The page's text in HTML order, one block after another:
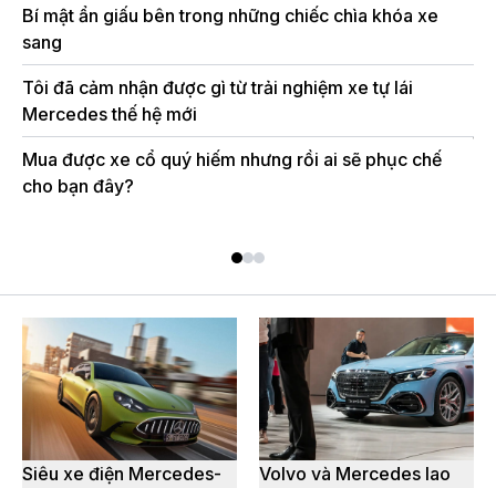
Bí mật ẩn giấu bên trong những chiếc chìa khóa xe
sang
Tôi đã cảm nhận được gì từ trải nghiệm xe tự lái
Mercedes thế hệ mới
Mua được xe cổ quý hiếm nhưng rồi ai sẽ phục chế
cho bạn đây?
Siêu xe điện Mercedes-
Volvo và Mercedes lao